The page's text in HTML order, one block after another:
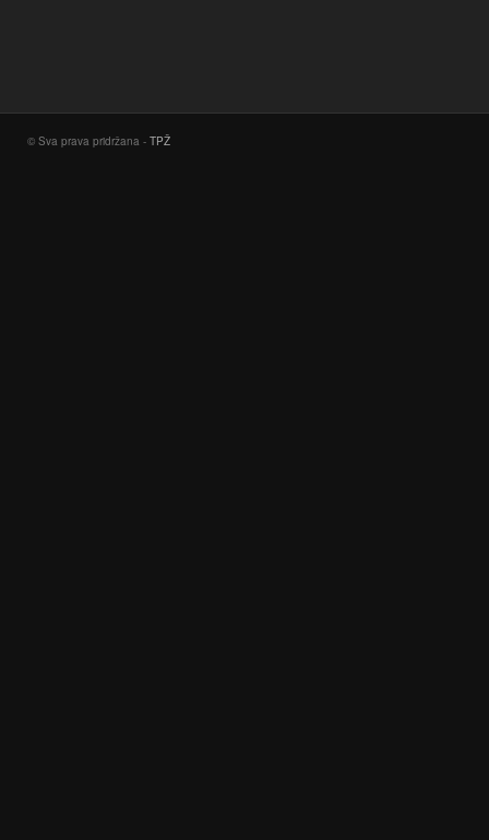
© Sva prava pridržana - TPŽ